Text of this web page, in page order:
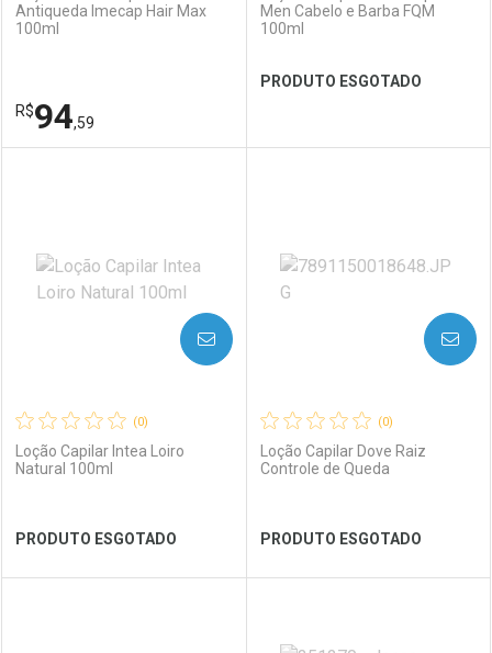
Antiqueda Imecap Hair Max
100ml
R$94,59
Men Cabelo e Barba FQM
100ml
PRODUTO ESGOTADO
(0)
Loção Capilar Intea Loiro
Natural 100ml
PRODUTO ESGOTADO
AVISE-ME
(0)
Loção Capilar Dove Raiz
Controle de Queda
PRODUTO ESGOTADO
AVISE-ME